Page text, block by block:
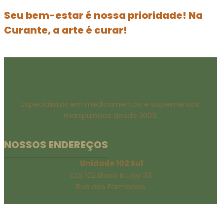
Seu bem-estar é nossa prioridade! Na
Curante, a arte é curar!
Especialistas em medicamentos e suplementos
manipulados desde 2003.
NOSSOS ENDEREÇOS
Unidade 102 Sul
CLS 102 Bloco B Loja 33
Rua das Farmácias
. . . . .